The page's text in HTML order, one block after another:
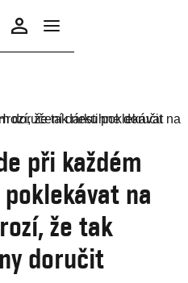
při každém
na
že tak
doručit